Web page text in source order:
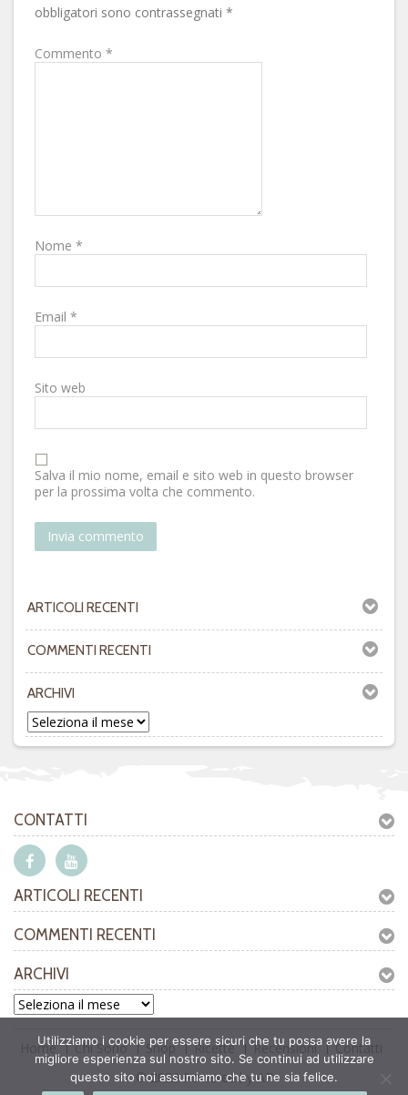
obbligatori sono contrassegnati *
Commento *
Nome *
Email *
Sito web
Salva il mio nome, email e sito web in questo browser
per la prossima volta che commento.
ARTICOLI RECENTI
COMMENTI RECENTI
ARCHIVI
CONTATTI
ARTICOLI RECENTI
COMMENTI RECENTI
ARCHIVI
Home Chi Sono Shop Ricette Recensioni
Contatti
© 2026Powered by AP
Utilizziamo i cookie per essere sicuri che tu possa avere la
migliore esperienza sul nostro sito. Se continui ad utilizzare
questo sito noi assumiamo che tu ne sia felice.